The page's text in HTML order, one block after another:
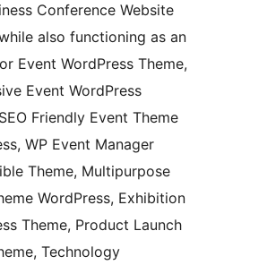
Conference Website
also functioning as an
Event WordPress Theme,
Event WordPress
Friendly Event Theme
WP Event Manager
Theme, Multipurpose
WordPress, Exhibition
Theme, Product Launch
Technology